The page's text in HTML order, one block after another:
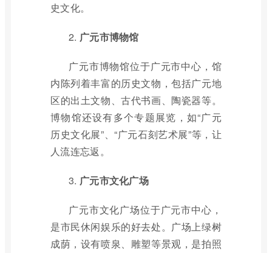
史文化。
2. 广元市博物馆
广元市博物馆位于广元市中心，馆
内陈列着丰富的历史文物，包括广元地
区的出土文物、古代书画、陶瓷器等。
博物馆还设有多个专题展览，如“广元
历史文化展”、“广元石刻艺术展”等，让
人流连忘返。
3. 广元市文化广场
广元市文化广场位于广元市中心，
是市民休闲娱乐的好去处。广场上绿树
成荫，设有喷泉、雕塑等景观，是拍照